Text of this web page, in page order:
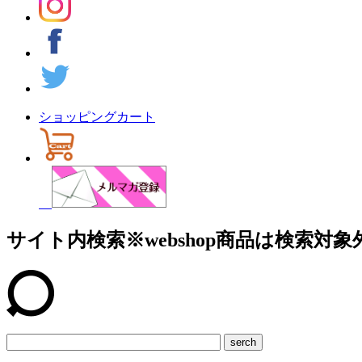
ショッピングカート
サイト内検索※webshop商品は検索対象
serch